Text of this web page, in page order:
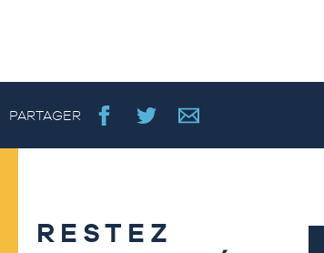
PARTAGER
RESTEZ